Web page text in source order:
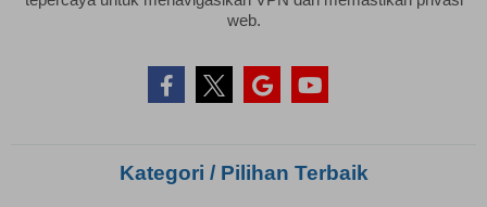
web.
Kategori / Pilihan Terbaik